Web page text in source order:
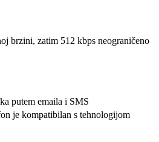
brzini, zatim 512 kbps neograničeno
putem emaila i SMS
je kompatibilan s tehnologijom